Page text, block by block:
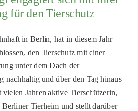
für den Tierschutz
in Berlin, hat in diesem Jahr
den Tierschutz mit einer
unter dem Dach der
nachhaltig und über den Tag hinaus
vielen Jahren aktive Tierschützerin,
Berliner Tierheim und stellt darüber